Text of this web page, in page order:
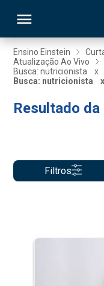
Ensino Einstein
Atualização Ao Vivo
Busca: nutricionista
x
Busca: nutricionista
x
Resultado da
Filtros